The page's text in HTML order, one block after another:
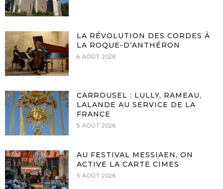
LA RÉVOLUTION DES CORDES À
LA ROQUE-D’ANTHÉRON
6 AOÛT 2026
CARROUSEL : LULLY, RAMEAU,
LALANDE AU SERVICE DE LA
FRANCE
5 AOÛT 2026
AU FESTIVAL MESSIAEN, ON
ACTIVE LA CARTE CIMES
5 AOÛT 2026